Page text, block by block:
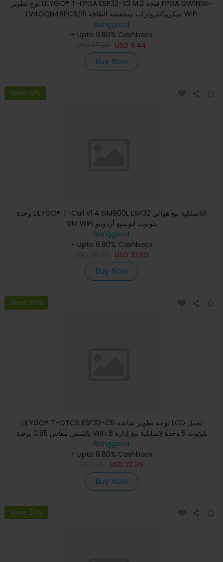
لوح تطوير LILYGO® T-FPGA ESP32-S3 M.2 فتحة FPGA GW1NSR-
LV4CQN48PC6/I5 ميكروكنترولرات منخفضة الطاقة WiFi
Bluetooth5 وحدةBanggood
+ Upto 9.80% Cashback
USD 9.44
Buy Now
Save 12%
وحدة LILYGO® T-Call V1.4 SIM800L ESP32 اللاسلكية مع هوائي
SIM WiFi بلوتوث لتوسيع أردوينو
Banggood
+ Upto 9.80% Cashback
USD 23.59
Buy Now
Save 20%
LILYGO® T-QTC6 ESP32-C6 لوحة تطوير شاشة LCD تعمل
باللمس مقاس 0.85 بوصة WiFi 6 بلوتوث 5 وحدة لاسلكية مع إدارة
الطاقة
Banggood
+ Upto 9.80% Cashback
USD 22.99
Buy Now
Save 23%